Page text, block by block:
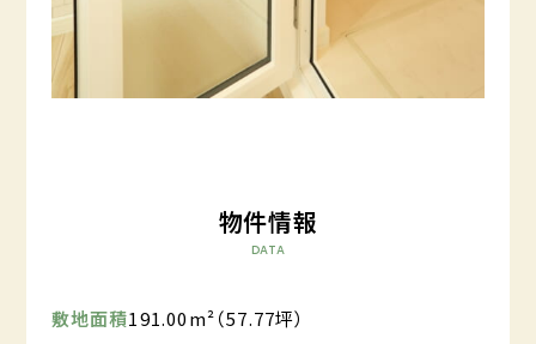
物件情報
DATA
敷地面積191.00m²（57.77坪）